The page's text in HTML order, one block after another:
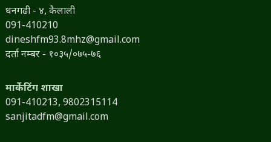
धनगढी - ४, कैलाली
091-410210
dineshfm93.8mhz@gmail.com
दर्ता नम्बर - १०३५/०७५-७६
मार्केटिंग शाखा
091-410213, 9802315114
sanjitadfm@gmail.com